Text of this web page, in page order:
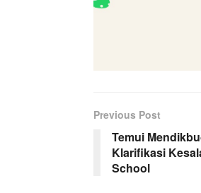
Previous Post
Temui
Klarifikasi
School